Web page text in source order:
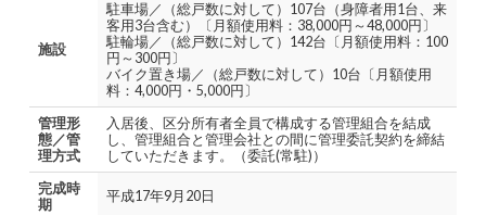
施設
駐車場／（総戸数に対して）107台（身障者用1台、来
客用3台含む）〔月額使用料：38,000円～48,000円〕
駐輪場／（総戸数に対して）142台〔月額使用料：100
円～300円〕
バイク置き場／（総戸数に対して）10台〔月額使用
料：4,000円・5,000円〕
管理形
態／管
理方式
入居後、区分所有者全員で構成する管理組合を結成
し、管理組合と管理会社との間に管理委託契約を締結
していただきます。（委託(常駐)）
完成時
期
平成17年9月20日